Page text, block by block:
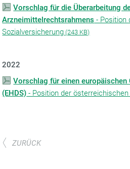
Vorschlag für die Überarbeitung
Arzneimittelrechtsrahmens - Position
Sozialversicherung (243 KB)
2022
Vorschlag für einen europäischen
(EHDS) - Position der
ZURÜCK